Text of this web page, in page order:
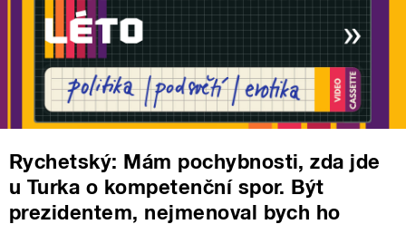
Rychetský: Mám pochybnosti, zda jde
u Turka o kompetenční spor. Být
prezidentem, nejmenoval bych ho